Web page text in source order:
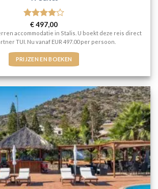
Gewaardeerd
4uit 5
€497,00
accommodatie in Stalis. U boekt deze reis direct
TUI. Nu vanaf EUR 497.00 per persoon.
PRIJZEN EN BOEKEN